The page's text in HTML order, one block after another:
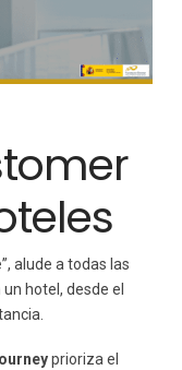
con éxito
tu hotel
alude a todas las
hotel, desde el
prioriza el